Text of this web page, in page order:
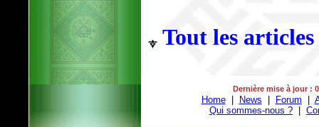
Tout les articles
Dernière mise à jour :
Home| News Forum
Qui sommes-nous ?